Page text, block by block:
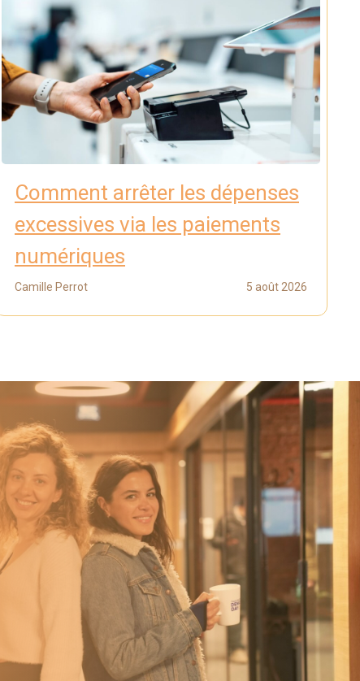
Comment arrêter les dépenses
excessives via les paiements
numériques
Camille Perrot 5 août 2026